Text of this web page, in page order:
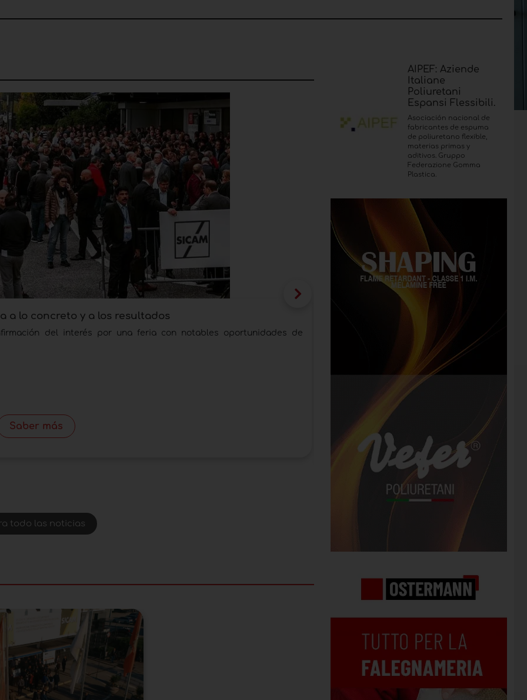
a lo concreto y a los resultados
del interés por una feria con notables oportunidades de
Saber más
interzum forum italy 2026: dos
A través de un intercambio de
Ferias
Fecha de publicación:
Interzum forum Italy - Koelnmesse GmbH
todo las noticias
AIPEF: Aziende
Italiane
Poliuretani
Espansi Flessibili.
Asociación nacional de
fabricantes de espuma
de poliuretano flexible,
materias primas y
aditivos. Gruppo
Federazione Gomma
Plastica.